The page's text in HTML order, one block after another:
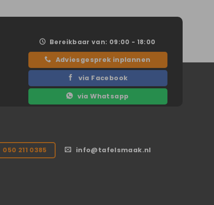
Bereikbaar van: 09:00 - 18:00
Adviesgesprek inplannen
via Facebook
via Whatsapp
050 211 0385 info@tafelsmaak.nl